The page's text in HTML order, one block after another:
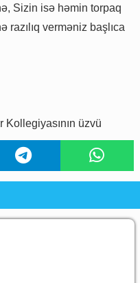
Sizin isə həmin torpaq
verməniz başlıca
üzvü